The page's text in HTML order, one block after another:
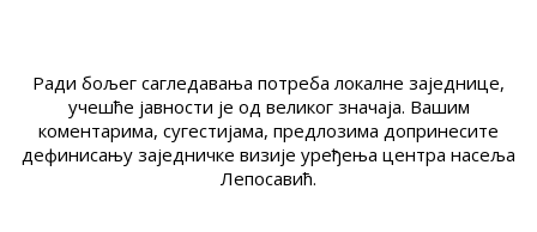
Ради бољег сагледавања потреба локалне заједнице,
учешће јавности је од великог значаја. Вашим
коментарима, сугестијама, предлозима допринесите
дефинисању заједничке визије уређења центра насеља
Лепосавић.